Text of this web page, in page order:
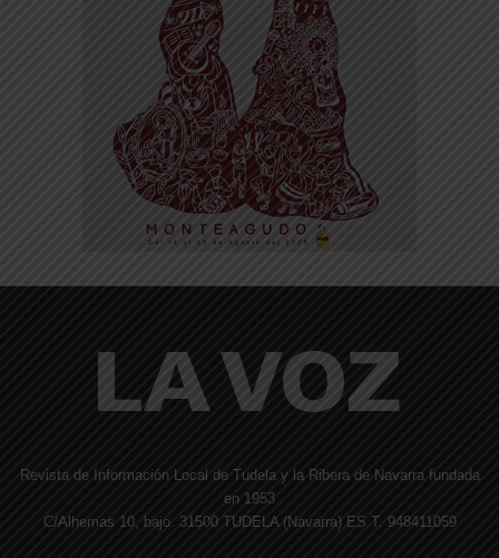
Revista de Información Local de Tudela y la Ribera de Navarra fundada
en 1953
C/Alhemas 10, bajo. 31500 TUDELA (Navarra) ES T. 948411059